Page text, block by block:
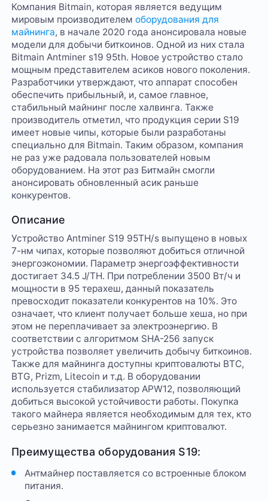
Компания Bitmain, которая является ведущим
мировым производителемоборудования для
майнинга, в начале 2020 года анонсировала новые
модели для добычи биткоинов. Одной из них стала
Bitmain Antminer s19 95th. Новое устройство стало
мощным представителем асиков нового поколения.
Разработчики утверждают, что аппарат способен
обеспечить прибыльный, и, самое главное,
стабильный майнинг после халвинга. Также
производитель отметил, что продукция серии S19
имеет новые чипы, которые были разработаны
специально для Bitmain. Таким образом, компания
не раз уже радовала пользователей новым
оборудованием. На этот раз Битмайн смогли
анонсировать обновленный асик раньше
конкурентов.
Описание
Устройство Antminer S19 95TH/s выпущено в новых
7-нм чипах, которые позволяют добиться отличной
энергоэкономии. Параметр энергоэффективности
достигает 34.5 J/TH. При потреблении 3500 Вт/ч и
мощности в 95 терахеш, данный показатель
превосходит показатели конкурентов на 10%. Это
означает, что клиент получает больше хеша, но при
этом не переплачивает за электроэнергию. В
соответствии с алгоритмом SHA-256 запуск
устройства позволяет увеличить добычу биткоинов.
Также для майнинга доступны криптовалюты BTC,
BTG, Prizm, Litecoin и т.д. В оборудовании
используется стабилизатор APW12, позволяющий
добиться высокой устойчивости работы. Покупка
такого майнера является необходимым для тех, кто
серьезно занимается майнингом криптовалют.
Преимущества оборудования S19:
Антмайнер поставляется со встроенные блоком
питания.